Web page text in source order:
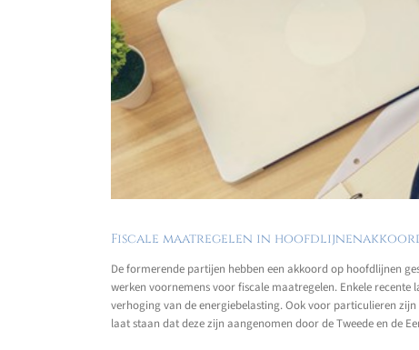
Fiscale maatregelen in
De formerende partijen hebben een akkoord op hoofdlijnen
werken voornemens voor fiscale maatregelen. Enkele
verhoging van de energiebelasting. Ook voor particulieren
laat staan dat deze zijn aangenomen door de Tweede en de